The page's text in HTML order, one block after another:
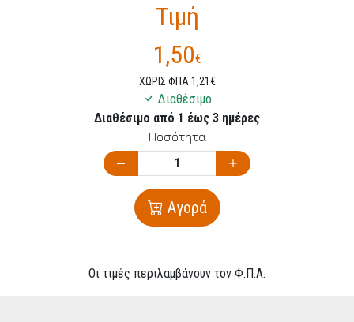
Τιμή
1,50€
ΧΩΡΙΣ ΦΠΑ 1,21€
Διαθέσιμο
Διαθέσιμο από 1 έως 3 ημέρες
Ποσότητα
Αγορά
Οι τιμές περιλαμβάνουν τον Φ.Π.Α.